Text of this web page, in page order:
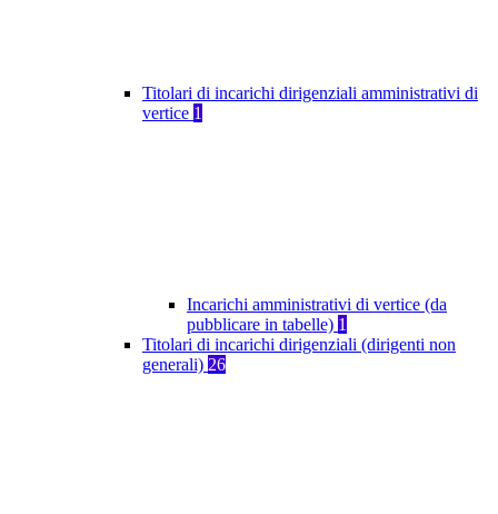
Titolari di incarichi dirigenziali amministrativi di
vertice 1
Incarichi amministrativi di vertice (da
pubblicare in tabelle) 1
Titolari di incarichi dirigenziali (dirigenti non
generali) 26